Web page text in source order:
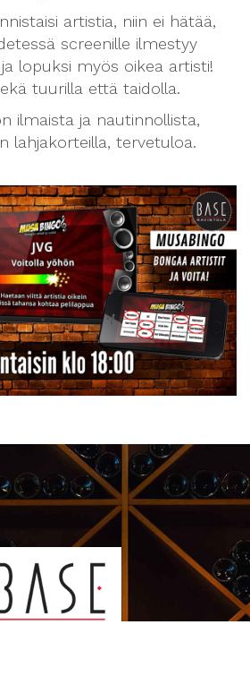
artistia, niin ei hätää,
screenille ilmestyy
lopuksi myös oikea artisti!
tuurilla että taidolla.
ilmaista ja nautinnollista,
lahjakorteilla, tervetuloa.